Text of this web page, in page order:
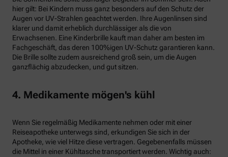
hier gilt: Bei Kindern muss ganz besonders auf den Schutz der
Augen vor UV-Strahlen geachtet werden. Ihre Augenlinsen sind
klarer und damit erheblich durchlässiger als die von
Erwachsenen. Eine Kinderbrille kauft man daher am besten im
Fachgeschäft, das deren 100%igen UV-Schutz garantieren kann.
Die Brille sollte zudem ausreichend groß sein, um die Augen
ganzflächig abzudecken, und gut sitzen.
4. Medikamente mögen's kühl
Wenn Sie regelmäßig Medikamente nehmen oder mit einer
Reiseapotheke unterwegs sind, erkundigen Sie sich in der
Apotheke, wie viel Hitze diese vertragen. Gegebenenfalls müssen
die Mittel in einer Kühltasche transportiert werden. Wichtig auch: